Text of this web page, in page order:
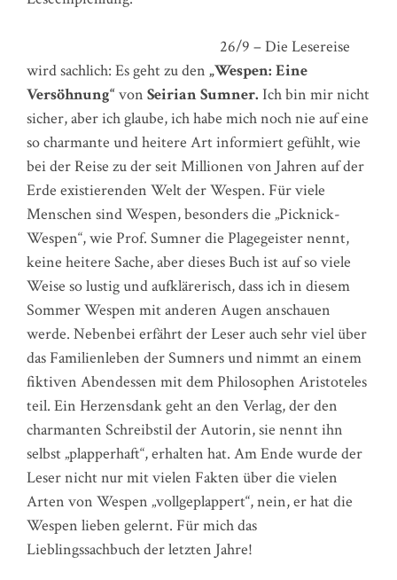
26/9 – Die Lesereise
wird sachlich: Es geht zu den „Wespen: Eine
Versöhnung“ von Seirian Sumner. Ich bin mir nicht
sicher, aber ich glaube, ich habe mich noch nie auf eine
so charmante und heitere Art informiert gefühlt, wie
bei der Reise zu der seit Millionen von Jahren auf der
Erde existierenden Welt der Wespen. Für viele
Menschen sind Wespen, besonders die „Picknick-
Wespen“, wie Prof. Sumner die Plagegeister nennt,
keine heitere Sache, aber dieses Buch ist auf so viele
Weise so lustig und aufklärerisch, dass ich in diesem
Sommer Wespen mit anderen Augen anschauen
werde. Nebenbei erfährt der Leser auch sehr viel über
das Familienleben der Sumners und nimmt an einem
fiktiven Abendessen mit dem Philosophen Aristoteles
teil. Ein Herzensdank geht an den Verlag, der den
charmanten Schreibstil der Autorin, sie nennt ihn
selbst „plapperhaft“, erhalten hat. Am Ende wurde der
Leser nicht nur mit vielen Fakten über die vielen
Arten von Wespen „vollgeplappert“, nein, er hat die
Wespen lieben gelernt. Für mich das
Lieblingssachbuch der letzten Jahre!